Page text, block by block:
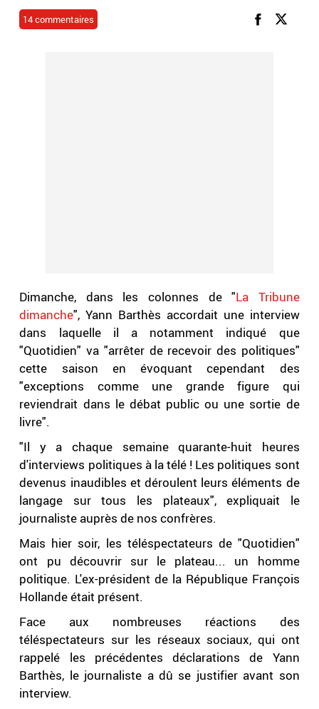
14 commentaires
Dimanche, dans les colonnes de "La Tribune
dimanche", Yann Barthès accordait une interview
dans laquelle il a notamment indiqué que
"Quotidien" va "arrêter de recevoir des politiques"
cette saison en évoquant cependant des
"exceptions comme une grande figure qui
reviendrait dans le débat public ou une sortie de
livre".
"Il y a chaque semaine quarante-huit heures
d'interviews politiques à la télé ! Les politiques sont
devenus inaudibles et déroulent leurs éléments de
langage sur tous les plateaux", expliquait le
journaliste auprès de nos confrères.
Mais hier soir, les téléspectateurs de "Quotidien"
ont pu découvrir sur le plateau... un homme
politique. L'ex-président de la République François
Hollande était présent.
Face aux nombreuses réactions des
téléspectateurs sur les réseaux sociaux, qui ont
rappelé les précédentes déclarations de Yann
Barthès, le journaliste a dû se justifier avant son
interview.